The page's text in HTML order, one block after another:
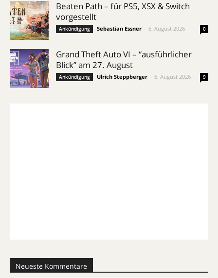
Beaten Path – für PS5, XSX & Switch
vorgestellt
Ankündigung Sebastian Essner 6. August 2026 0
Grand Theft Auto VI – “ausführlicher
Blick” am 27. August
Ankündigung Ulrich Steppberger 6. August 2026 9
Neueste Kommentare